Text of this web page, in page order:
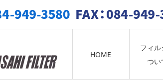
HOME
フィル
つい